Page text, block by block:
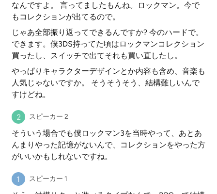
なんですよ。 言ってましたもんね。ロックマン。今で
もコレクションが出てるので。
じゃあ全部振り返ってできるんですか? 今のハードで。
できます。僕3DS持ってた頃はロックマンコレクション
買ったし、スイッチで出てそれも買い直したし。
やっぱりキャラクターデザインとか内容も含め、音楽も
人気じゃないですか。 そうそうそう、結構難しいんで
すけどね。
スピーカー 2
そういう場合でも僕ロックマン3を当時やって、あとあ
んまりやった記憶がないんで、コレクションをやった方
がいいかもしれないですね。
スピーカー 1